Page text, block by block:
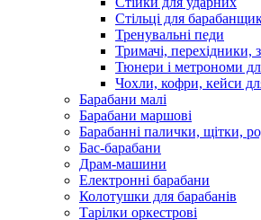
Стільці для
Тренувальні педи
Тримачі, перехідники,
Тюнери і метрономи
Чохли, кофри, кейси
Барабани малі
Барабани маршові
Барабанні палички, щітки,
Бас-барабани
Драм-машини
Електронні барабани
Колотушки для барабанів
Тарілки оркестрові